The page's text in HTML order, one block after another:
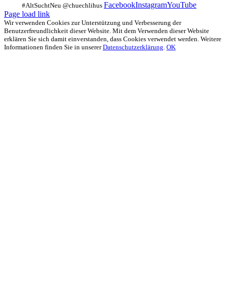
FacebookInstagramYouTube
Page load link
Wir verwenden Cookies zur Unterstützung und Verbesserung der
Benutzerfreundlichkeit dieser Website. Mit dem Verwenden dieser Website
erklären Sie sich damit einverstanden, dass Cookies verwendet werden. Weitere
Informationen finden Sie in unsererDatenschutzerklärung. OK